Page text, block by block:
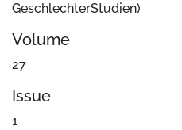
GeschlechterStudien)
Volume
27
Issue
1